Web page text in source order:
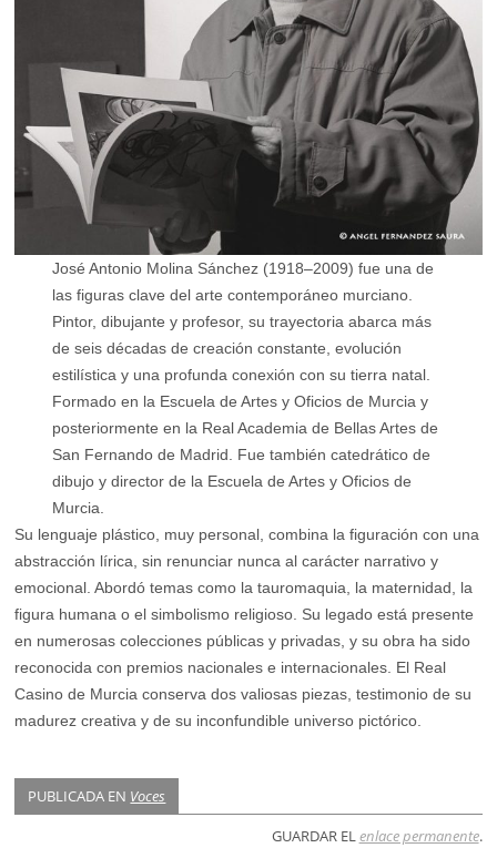
José Antonio Molina Sánchez (1918–2009) fue una de
las figuras clave del arte contemporáneo murciano.
Pintor, dibujante y profesor, su trayectoria abarca más
de seis décadas de creación constante, evolución
estilística y una profunda conexión con su tierra natal.
Formado en la Escuela de Artes y Oficios de Murcia y
posteriormente en la Real Academia de Bellas Artes de
San Fernando de Madrid. Fue también catedrático de
dibujo y director de la Escuela de Artes y Oficios de
Murcia.
Su lenguaje plástico, muy personal, combina la figuración con una
abstracción lírica, sin renunciar nunca al carácter narrativo y
emocional. Abordó temas como la tauromaquia, la maternidad, la
figura humana o el simbolismo religioso. Su legado está presente
en numerosas colecciones públicas y privadas, y su obra ha sido
reconocida con premios nacionales e internacionales. El Real
Casino de Murcia conserva dos valiosas piezas, testimonio de su
madurez creativa y de su inconfundible universo pictórico.
PUBLICADA EN Voces
GUARDAR ELenlace permanente.